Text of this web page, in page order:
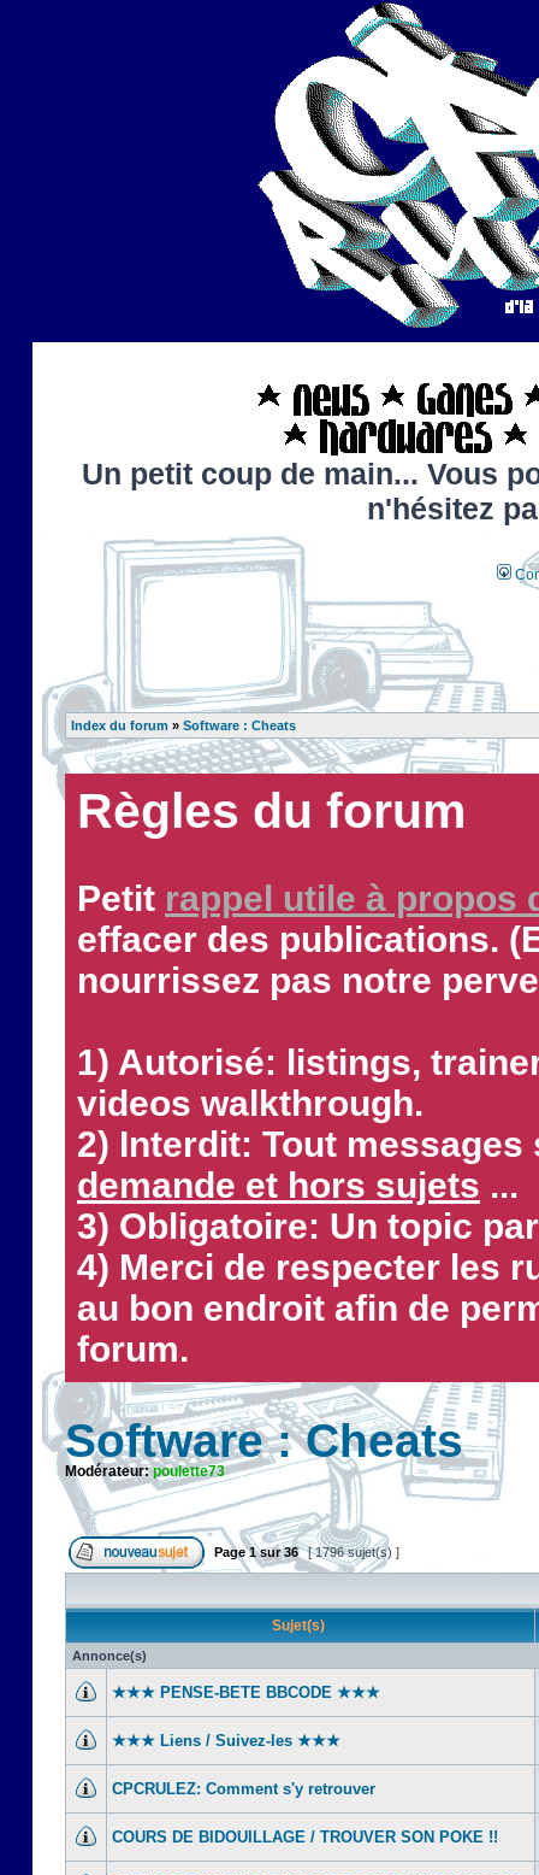
Un petit coup de main... Vous
n'hésitez
Index du forum » Software : Cheats
Règles du forum
Petit rappel utile à propos
effacer des publications.
nourrissez pas notre
1) Autorisé: listings,
videos walkthrough.
2) Interdit: Tout
demande et hors sujets ...
3) Obligatoire: Un topic
4) Merci de respecter les
au bon endroit afin de
forum.
Software : Cheats
Modérateur:poulette73
Page1sur36 [ 1796 sujet(s) ]
Sujet(s)
Annonce(s)
★★★ PENSE-BETE BBCODE ★★★
★★★ Liens / Suivez-les ★★★
CPCRULEZ: Comment s'y retrouver‎
COURS DE BIDOUILLAGE / TROUVER SON POKE !!